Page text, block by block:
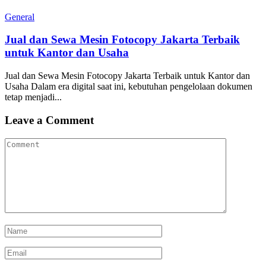
General
Jual dan Sewa Mesin Fotocopy Jakarta Terbaik
untuk Kantor dan Usaha
Jual dan Sewa Mesin Fotocopy Jakarta Terbaik untuk Kantor dan
Usaha Dalam era digital saat ini, kebutuhan pengelolaan dokumen
tetap menjadi...
Leave a Comment